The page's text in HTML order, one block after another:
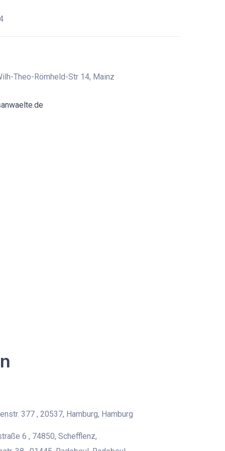
Theo-Römheld-Str 14, Mainz
377 , 20537, Hamburg, Hamburg
6 , 74850, Schefflenz,